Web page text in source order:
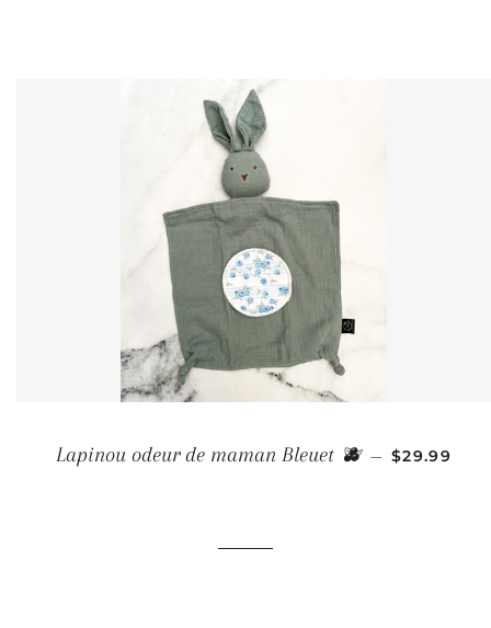
Lapinou odeur de maman Bleuet 🫐 — PRIX
$29.99